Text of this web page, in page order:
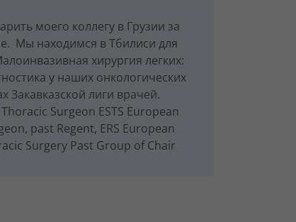
моего коллегу в Грузии за
Мы находимся в Тбилиси для
хирургия легких:
у наших онкологических
Закавказской лиги врачей.
Surgeon ESTS European
past Regent, ERS European
Surgery Past Group of Chair